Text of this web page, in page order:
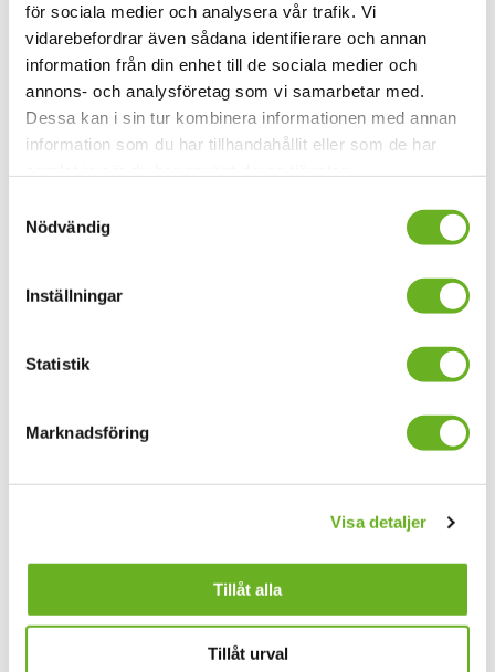
för sociala medier och analysera vår trafik. Vi
vidarebefordrar även sådana identifierare och annan
information från din enhet till de sociala medier och
annons- och analysföretag som vi samarbetar med.
Dessa kan i sin tur kombinera informationen med annan
information som du har tillhandahållit eller som de har
Nödvändig
Inställningar
Statistik
Marknadsföring
Visa detaljer
Tillåt alla
Tillåt urval